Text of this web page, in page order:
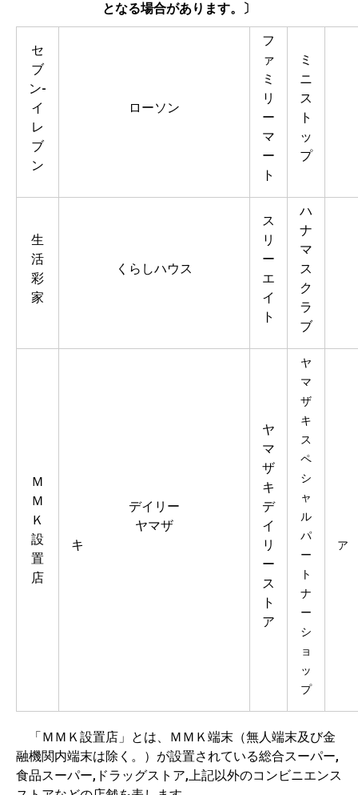
となる場合があります。〕
セ
ブ
ン-
イ
レ
ブ
ン
ローソン
フ
ァ
ミ
リ
ー
マ
ー
ト
ミ
ニ
ス
ト
ッ
プ
生
活
彩
家
くらしハウス
ス
リ
ー
エ
イ
ト
ハ
ナ
マ
ス
ク
ラ
ブ
Ｍ
Ｍ
Ｋ
設
置
店
デイリー
ヤマザ
キ
ヤ
マ
ザ
キ
デ
イ
リ
ー
ス
ト
ア
ヤ
マ
ザ
キ
ス
ペ
シ
ャ
ル
パ
ー
ト
ナ
ー
シ
ョ
ッ
プ
ア
「ＭＭＫ設置店」とは、ＭＭＫ端末（無人端末及び金
融機関内端末は除く。）が設置されている総合スーパー,
食品スーパー,ドラッグストア,上記以外のコンビニエンス